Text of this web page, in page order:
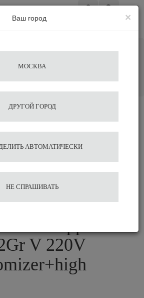
с высокой группой
автомат
V 220V
×
Ваш город
МОСКВА
ДРУГОЙ ГОРОД
АВТОМАТИЧЕСКИ
НЕ СПРАШИВАТЬ